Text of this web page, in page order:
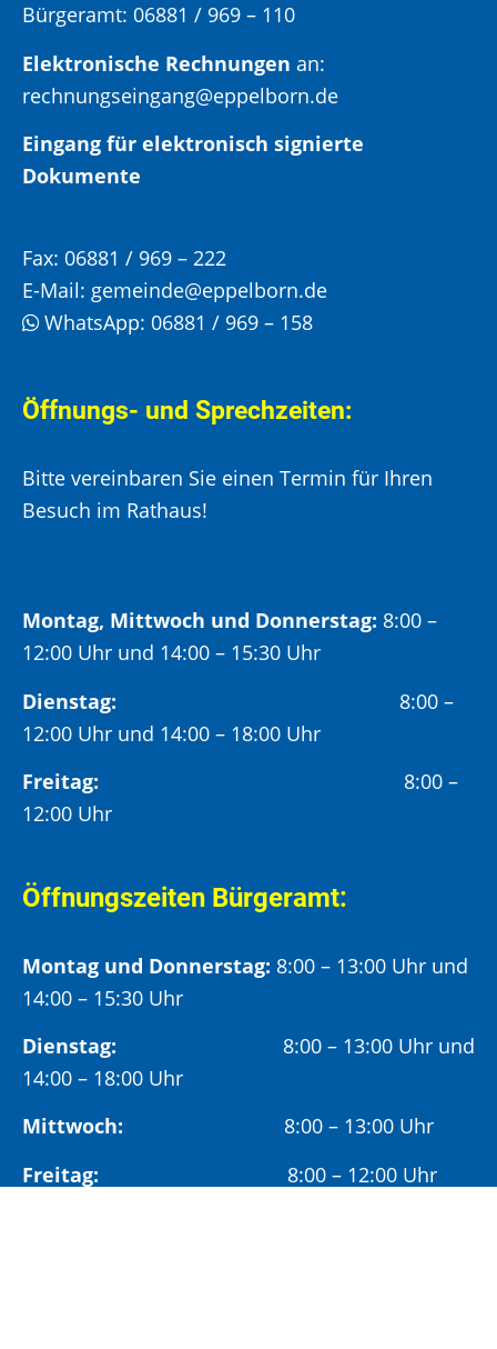
Bürgeramt: 06881 / 969 – 110
Elektronische Rechnungen an:
rechnungseingang@eppelborn.de
Eingang für elektronisch signierte
Dokumente
Fax: 06881 / 969 – 222
E-Mail: gemeinde@eppelborn.de
WhatsApp: 06881 / 969 – 158
Öffnungs- und Sprechzeiten:
Bitte vereinbaren Sie einen Termin für Ihren
Besuch im Rathaus!
Montag, Mittwoch und Donnerstag: 8:00 –
12:00 Uhr und 14:00 – 15:30 Uhr
Dienstag: 8:00 –
12:00 Uhr und 14:00 – 18:00 Uhr
Freitag:
8:00 –
12:00 Uhr
Öffnungszeiten Bürgeramt:
Montag und Donnerstag: 8:00 – 13:00 Uhr und
14:00 – 15:30 Uhr
Dienstag: 8:00 – 13:00 Uhr und
14:00 – 18:00 Uhr
Mittwoch: 8:00 – 13:00 Uhr
Freitag:
8:00 – 12:00 Uhr